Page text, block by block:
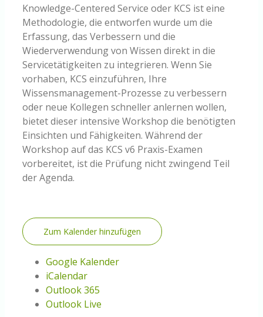
Knowledge-Centered Service oder KCS ist eine
Methodologie, die entworfen wurde um die
Erfassung, das Verbessern und die
Wiederverwendung von Wissen direkt in die
Servicetätigkeiten zu integrieren. Wenn Sie
vorhaben, KCS einzuführen, Ihre
Wissensmanagement-Prozesse zu verbessern
oder neue Kollegen schneller anlernen wollen,
bietet dieser intensive Workshop die benötigten
Einsichten und Fähigkeiten. Während der
Workshop auf das KCS v6 Praxis-Examen
vorbereitet, ist die Prüfung nicht zwingend Teil
der Agenda.
Zum Kalender hinzufügen
Google Kalender
iCalendar
Outlook 365
Outlook Live